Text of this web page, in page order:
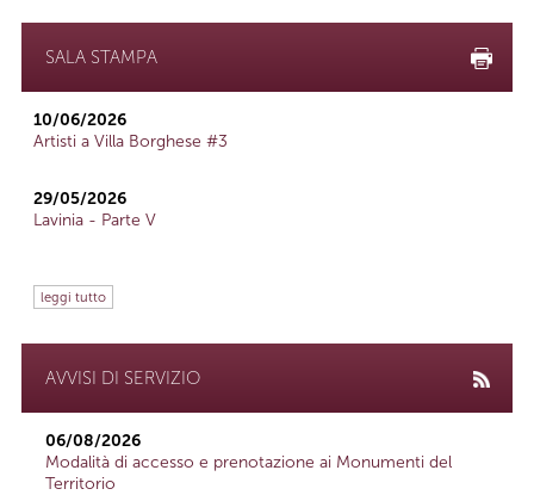
SALA STAMPA
10/06/2026
Artisti a Villa Borghese #3
29/05/2026
Lavinia - Parte V
leggi tutto
AVVISI DI SERVIZIO
06/08/2026
Modalità di accesso e prenotazione ai Monumenti del
Territorio